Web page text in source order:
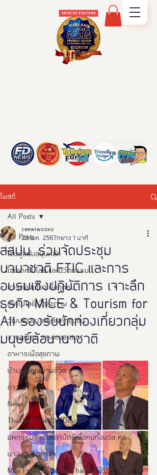
โพสต์
All Posts
โซนผู้สนับสนุนหลัก
โซนเทคโนโลยี และนวัตกรรม
การท่องเที่ยวเพื่อทุกคน
เทคโนโลยีเพื่อสุขภาพ
วัฒนธรรม และสินค้าชุมชน
งานอดิเรก และของสะสม
อาหารเพือสุขภาพ
บ้านและคุณภาพชีวิต
ข่าว
News
Thailand Friendly Design Expo2022
มหกรรมอารยสถาปัตย์เพื่อคนทั้งมวล คร
นางงามจิตอาสา
Miss Friendly Design Thailand 2023
All Posts
สสปน. ร่วมจัดประชุม
นานาชาติ FTIC และการ
อบรมเชิงปฏิบัติการ เจาะลึก
ธุรกิจ MICE & Tourism for
All รองรับนักท่องเที่ยวกลุ่ม
มนุษย์ล้อนานาชาติ
ceewiwxoxo
23 ธ.ค. 2567
ยาว 1 นาที